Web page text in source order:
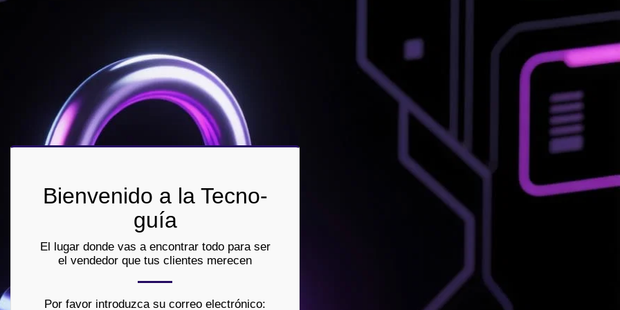
Bienvenido a la Tecno-
guía
El lugar donde vas a encontrar todo para ser
el vendedor que tus clientes merecen
Por favor introduzca su correo electrónico: